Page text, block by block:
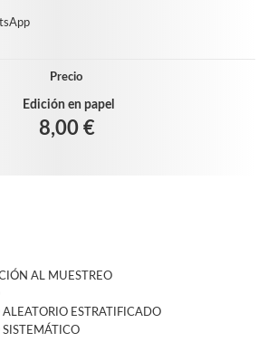
Precio
Edición en papel
8,00 €
AL MUESTREO
ESTRATIFICADO